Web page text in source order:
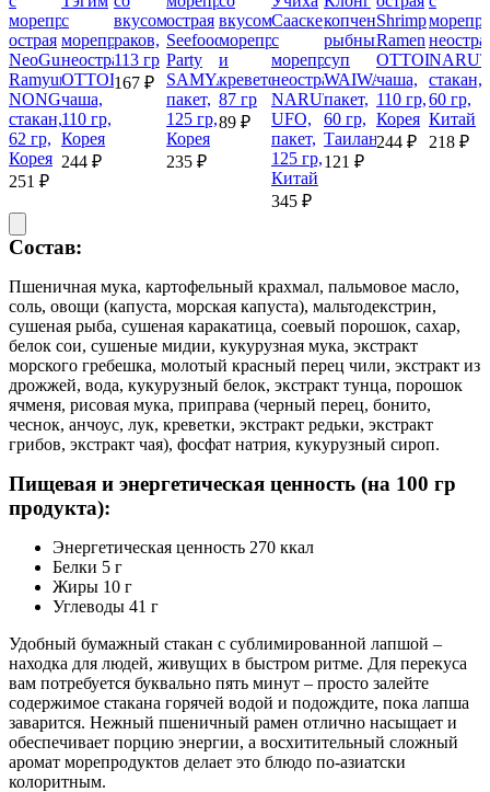
морепродуктами
острая
NeoGuri
Ramyun
NONGSHIM,
стакан,
62 гр,
Корея
251 ₽
с
морепродуктами
неострая
ОТТОГИ,
чаша,
110 гр,
Корея
244 ₽
вкусом
раков,
113 гр
167 ₽
острая
Seefood
Party
SAMYANG,
пакет,
125 гр,
Корея
235 ₽
вкусом
морепродуктов
и
креветок,
87 гр
89 ₽
Сааске
с
морепродуктами
неострая
NARUTO
UFO,
пакет,
125 гр,
Китай
345 ₽
копченый
рыбный
суп
WAIWAI,
пакет,
60 гр,
Таиланд
121 ₽
Shrimp
Ramen
ОТТОГИ,
чаша,
110 гр,
Корея
244 ₽
стакан,
60 гр,
Китай
218 ₽
Состав:
Пшеничная мука, картофельный крахмал, пальмовое масло,
соль, овощи (капуста, морская капуста), мальтодекстрин,
сушеная рыба, сушеная каракатица, соевый порошок, сахар,
белок сои, сушеные мидии, кукурузная мука, экстракт
морского гребешка, молотый красный перец чили, экстракт из
дрожжей, вода, кукурузный белок, экстракт тунца, порошок
ячменя, рисовая мука, приправа (черный перец, бонито,
чеснок, анчоус, лук, креветки, экстракт редьки, экстракт
грибов, экстракт чая), фосфат натрия, кукурузный сироп.
Пищевая и энергетическая ценность (на 100 гр
продукта):
Энергетическая ценность 270 ккал
Белки 5 г
Жиры 10 г
Углеводы 41 г
Удобный бумажный стакан с сублимированной лапшой –
находка для людей, живущих в быстром ритме. Для перекуса
вам потребуется буквально пять минут – просто залейте
содержимое стакана горячей водой и подождите, пока лапша
заварится. Нежный пшеничный рамен отлично насыщает и
обеспечивает порцию энергии, а восхитительный сложный
аромат морепродуктов делает это блюдо по-азиатски
колоритным.